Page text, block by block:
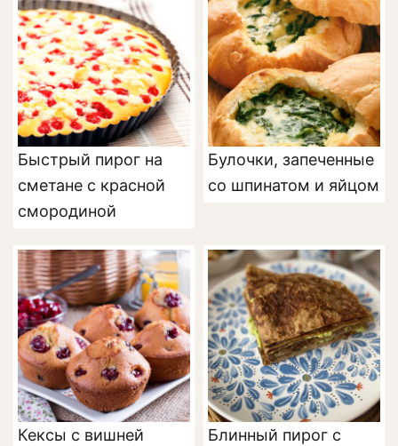
Быстрый пирог на
сметане с красной
смородиной
Булочки, запеченные
со шпинатом и яйцом
Кексы с вишней
Блинный пирог с